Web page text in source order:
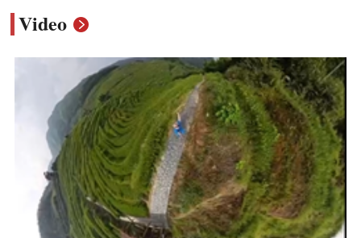
Video